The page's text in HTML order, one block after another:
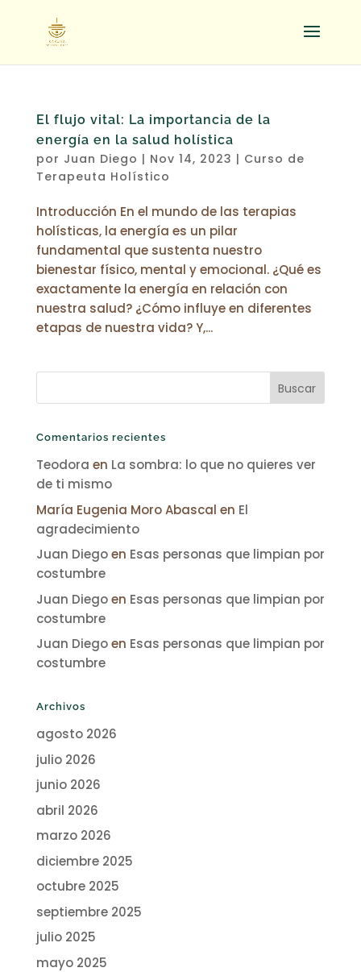
El flujo vital: La importancia de la
energía en la salud holística
por Juan Diego | Nov 14, 2023 | Curso de
Terapeuta Holístico
Introducción En el mundo de las terapias
holísticas, la energía es un pilar
fundamental que sustenta nuestro
bienestar físico, mental y emocional. ¿Qué es
exactamente la energía en relación con
nuestra salud? ¿Cómo influye en diferentes
etapas de nuestra vida? Y,...
Comentarios recientes
Teodora en La sombra: lo que no quieres ver
de ti mismo
María Eugenia Moro Abascal en El
agradecimiento
Juan Diegoen Esas personas que limpian por
costumbre
Juan Diegoen Esas personas que limpian por
costumbre
Juan Diegoen Esas personas que limpian por
costumbre
Archivos
agosto 2026
julio 2026
junio 2026
abril 2026
marzo 2026
diciembre 2025
octubre 2025
septiembre 2025
julio 2025
mayo 2025